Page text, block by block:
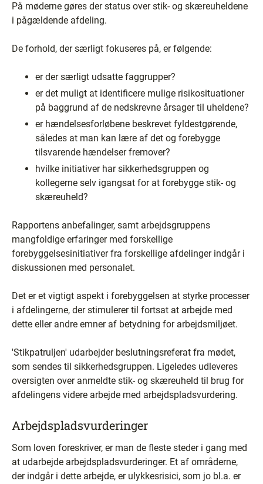
På møderne gøres der status over stik- og skæreuheldene
i pågældende afdeling.
De forhold, der særligt fokuseres på, er følgende:
er der særligt udsatte faggrupper?
er det muligt at identificere mulige risikosituationer
på baggrund af de nedskrevne årsager til uheldene?
er hændelsesforløbene beskrevet fyldestgørende,
således at man kan lære af det og forebygge
tilsvarende hændelser fremover?
hvilke initiativer har sikkerhedsgruppen og
kollegerne selv igangsat for at forebygge stik- og
skæreuheld?
Rapportens anbefalinger, samt arbejdsgruppens
mangfoldige erfaringer med forskellige
forebyggelsesinitiativer fra forskellige afdelinger indgår i
diskussionen med personalet.
Det er et vigtigt aspekt i forebyggelsen at styrke processer
i afdelingerne, der stimulerer til fortsat at arbejde med
dette eller andre emner af betydning for arbejdsmiljøet.
'Stikpatruljen' udarbejder beslutningsreferat fra mødet,
som sendes til sikkerhedsgruppen. Ligeledes udleveres
oversigten over anmeldte stik- og skæreuheld til brug for
afdelingens videre arbejde med arbejdspladsvurdering.
Arbejdspladsvurderinger
Som loven foreskriver, er man de fleste steder i gang med
at udarbejde arbejdspladsvurderinger. Et af områderne,
der indgår i dette arbejde, er ulykkesrisici, som jo bl.a. er